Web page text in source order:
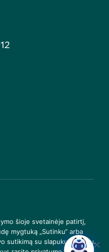
politika
šioje svetainėje patirtį,
mygtuką „Sutinku“ arba
sutikimą su slapukų įrašymu.